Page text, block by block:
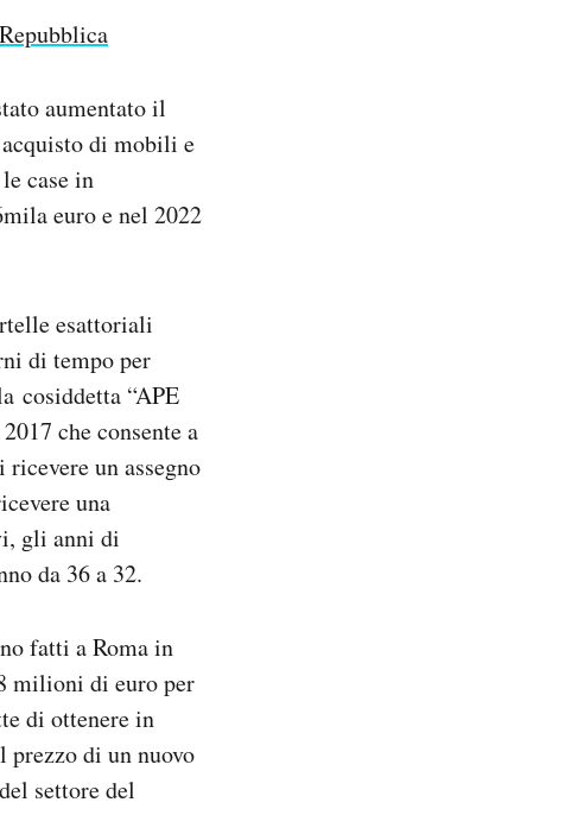
aumentato il
di mobili e
case in
euro e nel 2022
esattoriali
di tempo per
cosiddetta “APE
che consente a
un assegno
una
gli anni di
da 36 a 32.
fatti a Roma in
milioni di euro per
di ottenere in
prezzo di un nuovo
settore del